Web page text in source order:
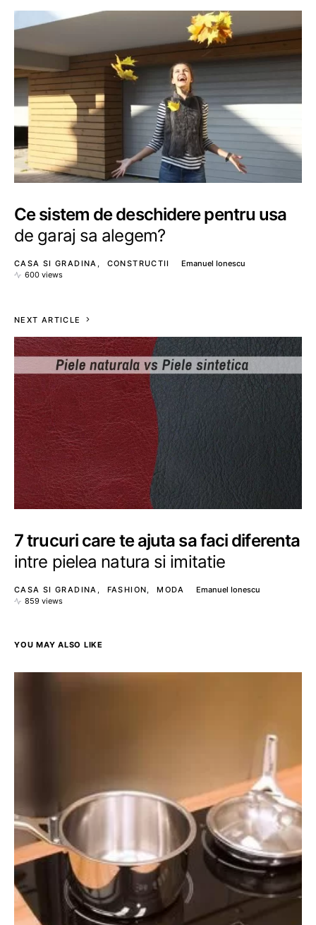
Ce sistem de deschidere pentru usa
de garaj sa alegem?
CASA SI GRADINA CONSTRUCTII
Emanuel Ionescu
600 views
NEXT ARTICLE
7 trucuri care te ajuta sa faci diferenta
intre pielea natura si imitatie
CASA SI GRADINA FASHION MODA
Emanuel Ionescu
859 views
YOU MAY ALSO LIKE